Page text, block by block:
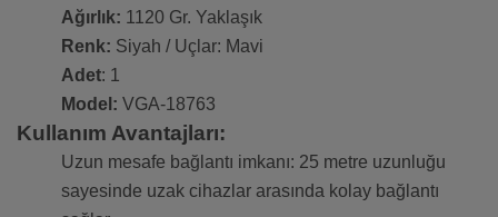
Ağırlık: 1120 Gr. Yaklaşık
Renk: Siyah / Uçlar: Mavi
Adet: 1
Model: VGA-18763
Kullanım Avantajları:
Uzun mesafe bağlantı imkanı: 25 metre uzunluğu
sayesinde uzak cihazlar arasında kolay bağlantı